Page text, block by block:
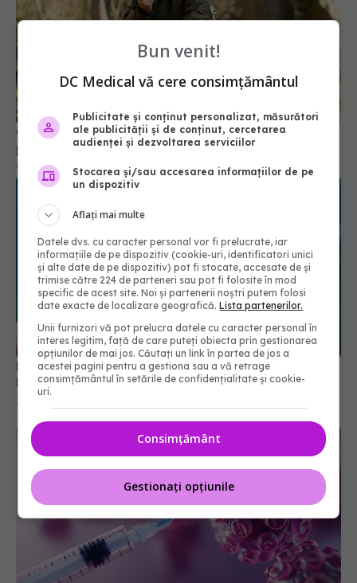
Ce vaccin ar trebui să își facă neapărat
persoanele pasionate de vânătoare și drumeții
03 iul 2026, 09:45
FDA respinge proiectul unui vaccin antigripal pe
bază de ARN mesager
12 feb 2026, 09:52
Bun venit!
DC Medical vă cere consimțământul
Publicitate și conținut personalizat, măsurători
ale publicității și de conținut, cercetarea
audienței și dezvoltarea serviciilor
Stocarea și/sau accesarea informațiilor de pe
un dispozitiv
Aflați mai multe
Datele dvs. cu caracter personal vor fi prelucrate, iar
informațiile de pe dispozitiv (cookie-uri, identificatori unici
și alte date de pe dispozitiv) pot fi stocate, accesate de și
trimise către 224 de parteneri sau pot fi folosite în mod
specific de acest site. Noi și partenerii noștri putem folosi
date exacte de localizare geografică.Lista partenerilor.
Unii furnizori vă pot prelucra datele cu caracter personal în
interes legitim, față de care puteți obiecta prin gestionarea
opțiunilor de mai jos. Căutați un link în partea de jos a
acestei pagini pentru a gestiona sau a vă retrage
consimțământul în setările de confidențialitate și cookie-
uri.
Consimțământ
Gestionați opțiunile